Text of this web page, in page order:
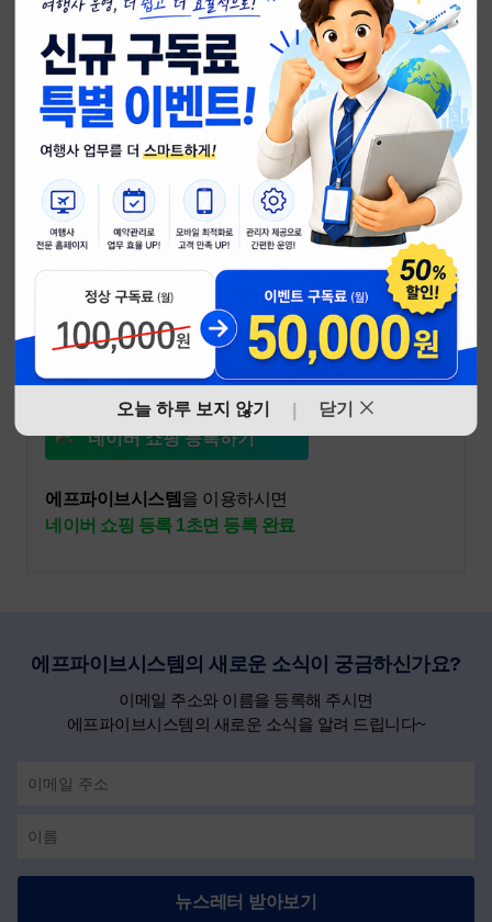
오늘 하루 보지 않기 닫기
네이버 쇼핑에서 여행상품을 팔고 싶은데
쇼핑몰이 없으시다고요?
누구나 쉽게 만드는 네이버 쇼핑, 시작하세요!
네이버 쇼핑 자세히 보기
네이버 쇼핑 등록하기
에프파이브시스템을 이용하시면
네이버 쇼핑 등록 1초면 등록 완료
에프파이브시스템의 새로운 소식이 궁금하신가요?
이메일 주소와 이름을 등록해 주시면
에프파이브시스템의 새로운 소식을 알려 드립니다~
뉴스레터 받아보기